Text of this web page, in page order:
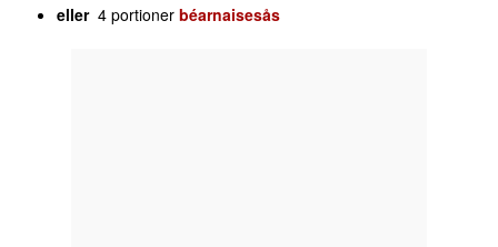
eller4 portioner béarnaisesås